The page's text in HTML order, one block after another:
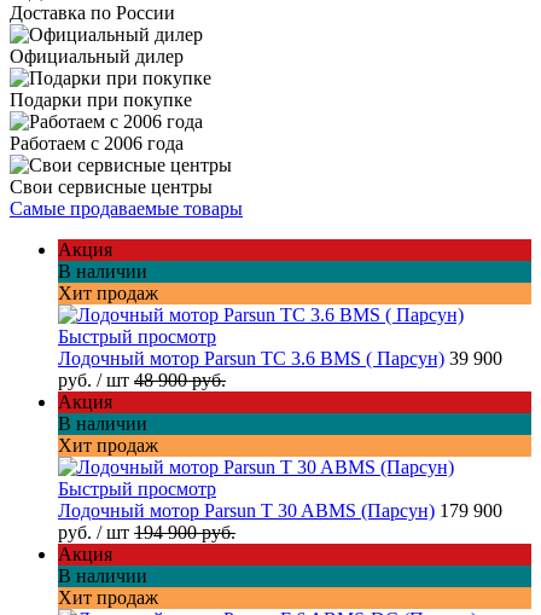
Доставка по России
Официальный дилер
Подарки при покупке
Работаем с 2006 года
Свои сервисные центры
Самые продаваемые товары
Акция
В наличии
Хит продаж
Быстрый просмотр
Лодочный мотор Parsun TC 3.6 BMS ( Парсун) 39 900
руб. / шт 48 900 руб.
Акция
В наличии
Хит продаж
Быстрый просмотр
Лодочный мотор Parsun T 30 ABMS (Парсун) 179 900
руб. / шт 194 900 руб.
Акция
В наличии
Хит продаж